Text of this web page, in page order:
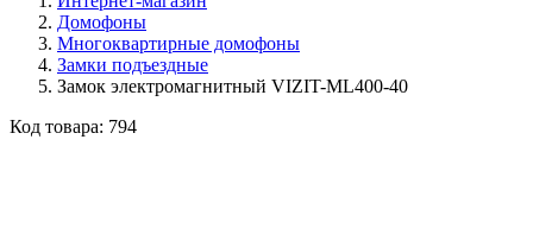
Домофоны
Многоквартирные домофоны
Замки подъездные
Замок электромагнитный VIZIT-ML400-40
Код товара: 794